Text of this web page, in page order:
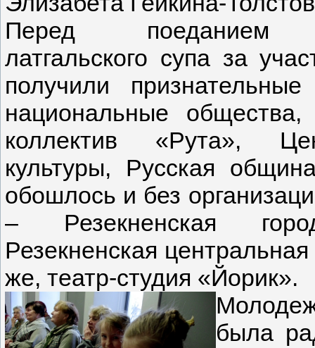
Перед поеданием
латгальского супа за
получили
национальные
коллектив «Рута»,
культуры, Русская
обошлось и без
– Резекненская
Резекненская
же, театр-студия «Йорик».
была